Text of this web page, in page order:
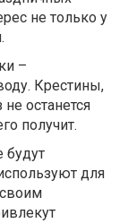
не только у
–
Крестины,
останется
получит.
будут
для